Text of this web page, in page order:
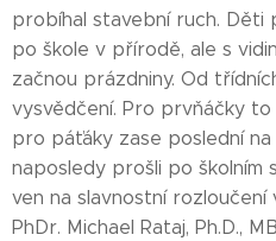
probíhal stavební ruch. Děti
po škole v přírodě, ale s
začnou prázdniny. Od
vysvědčení. Pro prvňáčky
pro páťáky zase poslední
naposledy prošli po školním
ven na slavnostní
PhDr. Michael Rataj, Ph.D.,